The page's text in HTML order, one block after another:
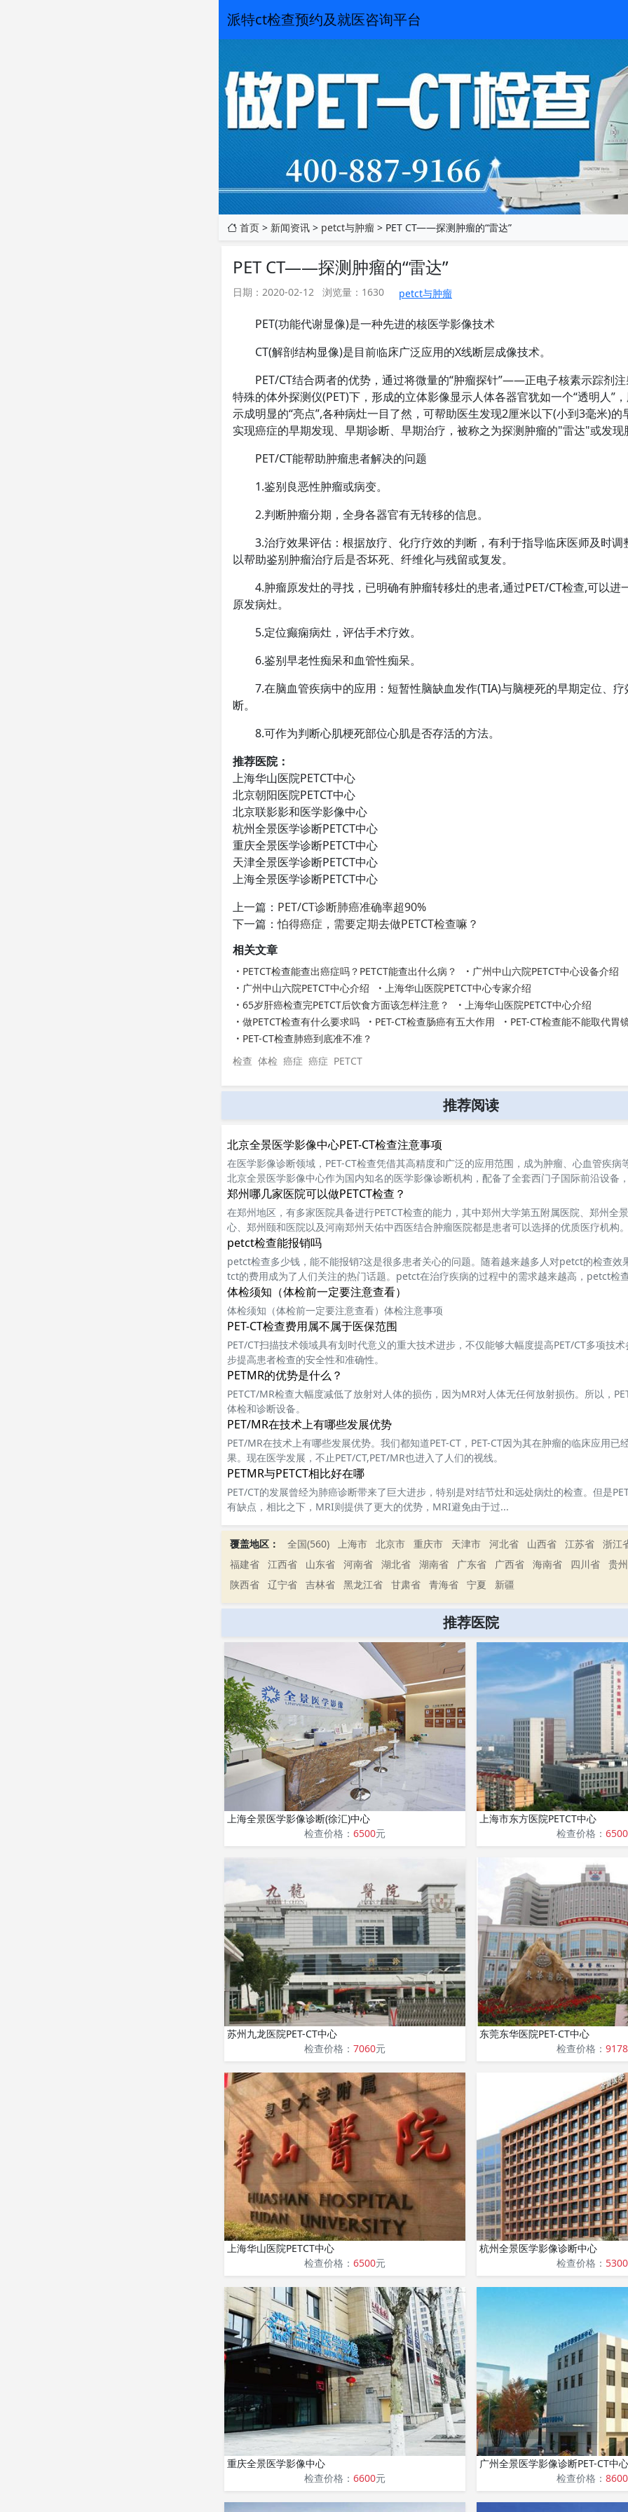
派特ct检查预约及就医咨询平台
首页 > 新闻资讯 > petct与肿瘤 > PET CT——探测肿瘤的“雷达”
PET CT——探测肿瘤的“雷达”
日期：2020-02-12 浏览量：1630 petct与肿瘤
PET(功能代谢显像)是一种先进的核医学影像技术
CT(解剖结构显像)是目前临床广泛应用的X线断层成像技术。
PET/CT结合两者的优势，通过将微量的“肿瘤探针”——正电子核素示踪剂注
特殊的体外探测仪(PET)下，形成的立体影像显示人体各器官犹如一个“透明人”
示成明显的“亮点”,各种病灶一目了然，可帮助医生发现2厘米以下(小到3毫米)的
实现癌症的早期发现、早期诊断、早期治疗，被称之为探测肿瘤的"雷达"或发
PET/CT能帮助肿瘤患者解决的问题
1.鉴别良恶性肿瘤或病变。
2.判断肿瘤分期，全身各器官有无转移的信息。
3.治疗效果评估：根据放疗、化疗疗效的判断，有利于指导临床医师及时调
以帮助鉴别肿瘤治疗后是否坏死、纤维化与残留或复发。
4.肿瘤原发灶的寻找，已明确有肿瘤转移灶的患者,通过PET/CT检查,可以进
原发病灶。
5.定位癫痫病灶，评估手术疗效。
6.鉴别早老性痴呆和血管性痴呆。
7.在脑血管疾病中的应用：短暂性脑缺血发作(TIA)与脑梗死的早期定位、疗
断。
8.可作为判断心肌梗死部位心肌是否存活的方法。
推荐医院：
上海华山医院PETCT中心
北京朝阳医院PETCT中心
北京联影影和医学影像中心
杭州全景医学诊断PETCT中心
重庆全景医学诊断PETCT中心
天津全景医学诊断PETCT中心
上海全景医学诊断PETCT中心
上一篇： PET/CT诊断肺癌准确率超90%
下一篇：怕得癌症，需要定期去做PETCT检查嘛？
相关文章
PETCT检查能查出癌症吗？PETCT能查出什么病？
广州中山六院PETCT中心设备介绍
广州中山六院PETCT中心介绍
上海华山医院PETCT中心专家介绍
65岁肝癌检查完PETCT后饮食方面该怎样注意？
上海华山医院PETCT中心介绍
做PETCT检查有什么要求吗
PET-CT检查肠癌有五大作用
PET-CT检查能不能取代胃
PET-CT检查肺癌到底准不准？
检查 体检 癌症 癌症 PETCT
推荐阅读
北京全景医学影像中心PET-CT检查注意事项
在医学影像诊断领域，PET-CT检查凭借其高精度和广泛的应用范围，成为肿瘤、心血管疾病
北京全景医学影像中心作为国内知名的医学影像诊断机构，配备了全套西门子国际前沿设备
aph m.CT PET/CT等，为患者提供精准的影像诊断服务。
郑州哪几家医院可以做PETCT检查？
在郑州地区，有多家医院具备进行PETCT检查的能力，其中郑州大学第五附属医院、郑州全
心、郑州颐和医院以及河南郑州天佑中西医结合肿瘤医院都是患者可以选择的优质医疗机构
petct检查能报销吗
petct检查多少钱，能不能报销?这是很多患者关心的问题。随着越来越多人对petct的检查效
tct的费用成为了人们关注的热门话题。petct在治疗疾病的过程中的需求越来越高，petct检
价格因地域、医院、设备、医生等不同，而有所差异
体检须知（体检前一定要注意查看）
体检须知（体检前一定要注意查看）体检注意事项
PET-CT检查费用属不属于医保范围
PET/CT扫描技术领域具有划时代意义的重大技术进步，不仅能够大幅度提高PET/CT多项技
步提高患者检查的安全性和准确性。
PETMR的优势是什么？
PETCT/MR检查大幅度减低了放射对人体的损伤，因为MR对人体无任何放射损伤。所以，
体检和诊断设备。
PET/MR在技术上有哪些发展优势
PET/MR在技术上有哪些发展优势。我们都知道PET-CT，PET-CT因为其在肿瘤的临床应用已
果。现在医学发展，不止PET/CT,PET/MR也进入了人们的视线。
PETMR与PETCT相比好在哪
PET/CT的发展曾经为肺癌诊断带来了巨大进步，特别是对结节灶和远处病灶的检查。但是
有缺点，相比之下，MRI则提供了更大的优势，MRI避免由于过...
覆盖地区： 全国(560) 上海市 北京市 重庆市 天津市 河北省 山西省 江苏省
浙江
福建省
江西省 山东省 河南省 湖北省 湖南省 广东省 广西省 海南省 四川省
贵
陕西省
辽宁省 吉林省 黑龙江省 甘肃省 青海省 宁夏 新疆
推荐医院
上海全景医学影像诊断(徐汇)中心
检查价格： 6500元
上海市东方医院PETCT中心
检查价格： 6500
苏州九龙医院PET-CT中心
检查价格： 7060元
东莞东华医院PET-CT中心
检查价格： 9178
上海华山医院PETCT中心
检查价格： 6500元
杭州全景医学影像诊断中心
检查价格： 5300
重庆全景医学影像中心
检查价格： 6600元
广州全景医学影像诊断PET-CT中心
检查价格： 8600